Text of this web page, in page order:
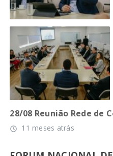
28/08 Reunião Rede de
access_time 11 meses atrás